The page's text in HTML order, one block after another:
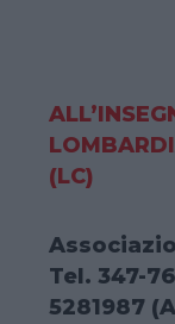
(LC)
Tel. 347-
5281987